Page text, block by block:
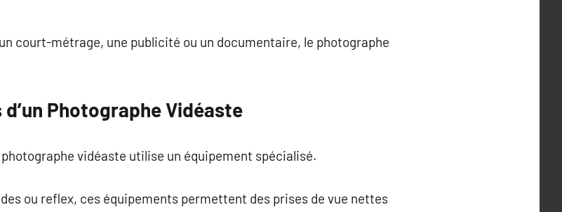
court-métrage, une publicité ou un documentaire, le photographe
Photographe Vidéaste
vidéaste utilise un équipement spécialisé.
ou reflex, ces équipements permettent des prises de vue nettes